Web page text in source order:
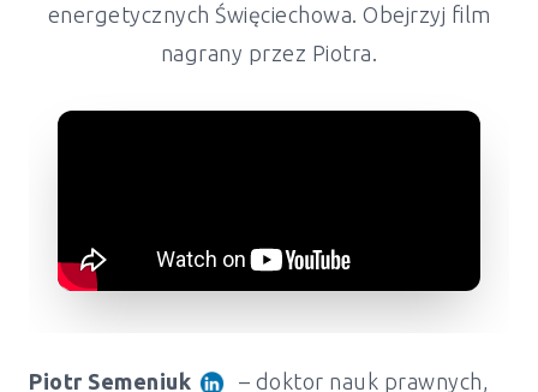
energetycznych Święciechowa. Obejrzyj film
nagrany przez Piotra.
Piotr Semeniuk
– doktor nauk prawnych,